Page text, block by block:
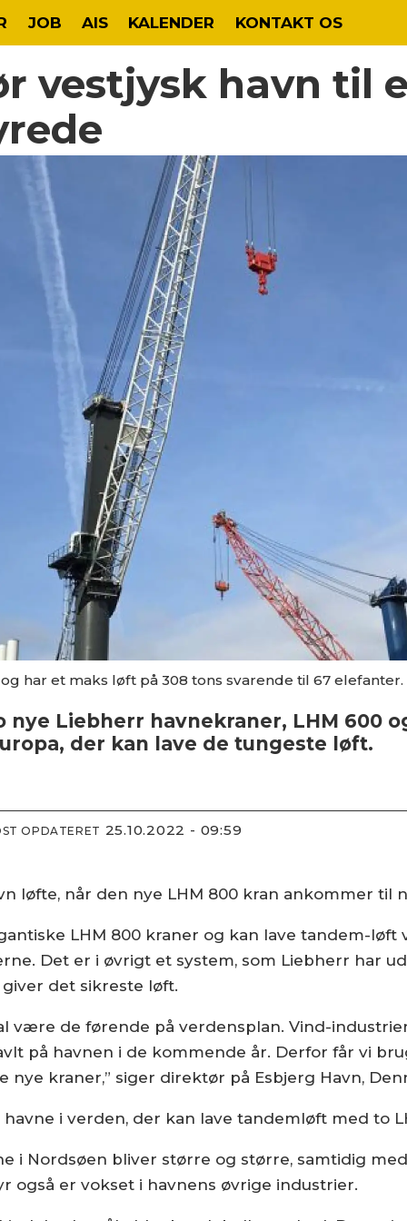
JOB AIS KALENDER KONTAKT OS
vestjysk havn til
har et maks løft på 308 tons svarende til 67 elefanter.
Liebherr havnekraner, LHM 600
der kan lave de tungeste løft.
OPDATERET 25.10.2022 - 09:59
løfte, når den nye LHM 800 kran ankommer til
LHM 800 kraner og kan lave tandem-løft
Det er i øvrigt et system, som Liebherr har
det sikreste løft.
være de førende på verdensplan. Vind-
på havnen i de kommende år. Derfor får vi
nye kraner,” siger direktør på Esbjerg Havn,
i verden, der kan lave tandemløft med to
i Nordsøen bliver større og større, samtidig
også er vokset i havnens øvrige industrier.